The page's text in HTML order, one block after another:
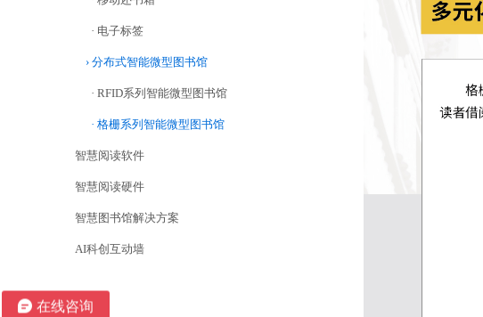
· 电子标签
› 分布式智能微型图书馆
· RFID系列智能微型图书馆
· 格栅系列智能微型图书馆
智慧阅读软件
智慧阅读硬件
智慧图书馆解决方案
AI科创互动墙
在线咨询